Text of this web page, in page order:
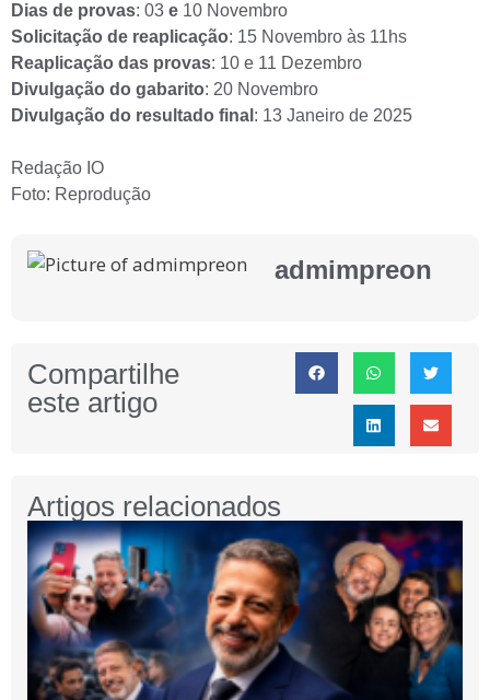
Dias de provas: 03 e 10 Novembro
Solicitação de reaplicação: 15 Novembro às 11hs
Reaplicação das provas: 10 e 11 Dezembro
Divulgação do gabarito: 20 Novembro
Divulgação do resultado final : 13 Janeiro de 2025
Redação IO
Foto: Reprodução
admimpreon
Compartilhe
este artigo
Artigos relacionados